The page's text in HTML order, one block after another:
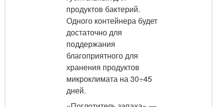
продуктов бактерий.
Одного контейнера будет
достаточно для
поддержания
благоприятного для
хранения продуктов
микроклимата на 30÷45
дней.